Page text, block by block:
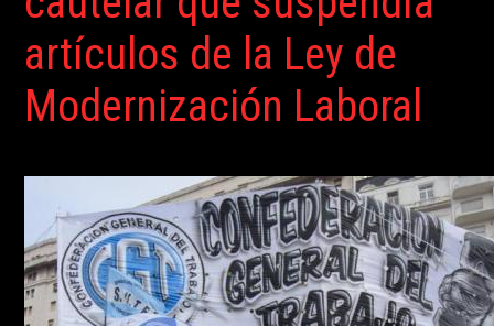
artículos de la Ley de
Modernización Laboral